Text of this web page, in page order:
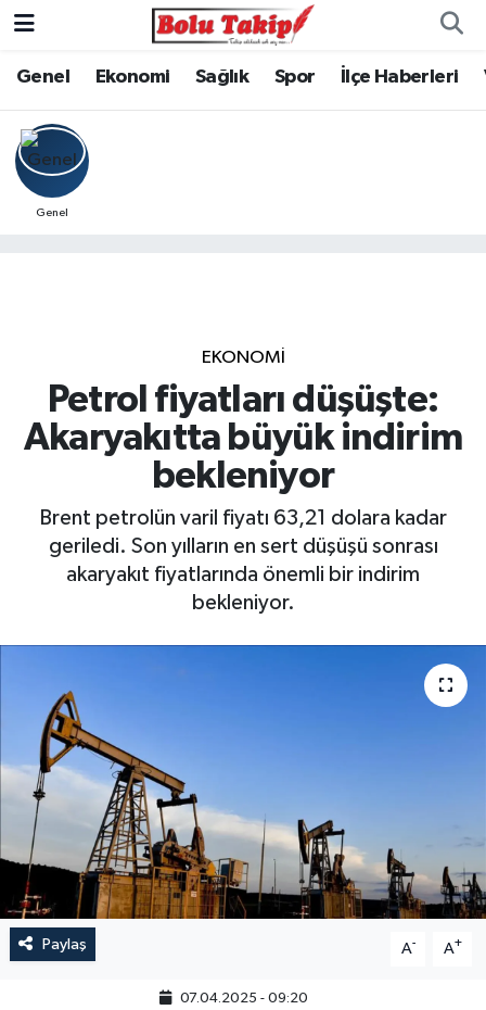
Genel Ekonomi Sağlık Spor İlçe Haberleri
Genel
EKONOMİ
Petrol fiyatları düşüşte:
Akaryakıtta büyük indirim
bekleniyor
Brent petrolün varil fiyatı 63,21 dolara kadar
geriledi. Son yılların en sert düşüşü sonrası
akaryakıt fiyatlarında önemli bir indirim
bekleniyor.
Paylaş A- A+
07.04.2025 - 09:20